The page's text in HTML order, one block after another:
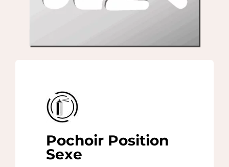
Pochoir Position
Sexe